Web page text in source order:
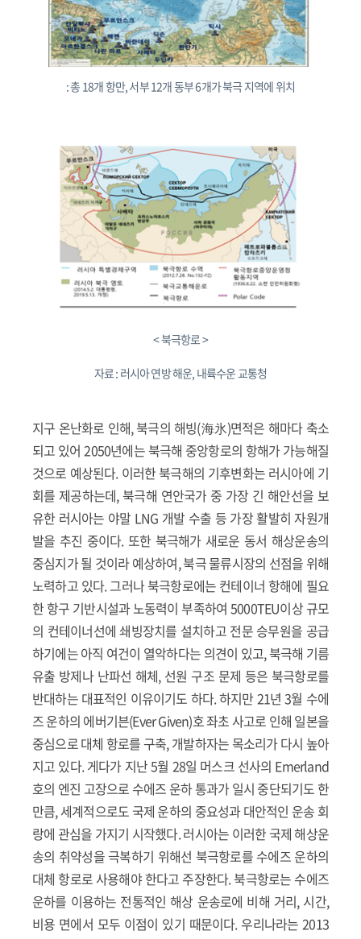
: 총 18개 항만, 서부 12개 동부 6개가 북극 지역에 위치
< 북극항로 >
자료 : 러시아 연방 해운, 내륙수운 교통청
지구 온난화로 인해, 북극의 해빙(海氷)면적은 해마다 축소
되고 있어 2050년에는 북극해 중앙항로의 항해가 가능해질
것으로 예상된다. 이러한 북극해의 기후변화는 러시아에 기
회를 제공하는데, 북극해 연안국가 중 가장 긴 해안선을 보
유한 러시아는 야말 LNG 개발 수출 등 가장 활발히 자원개
발을 추진 중이다. 또한 북극해가 새로운 동서 해상운송의
중심지가 될 것이라 예상하여, 북극 물류시장의 선점을 위해
노력하고 있다. 그러나 북극항로에는 컨테이너 항해에 필요
한 항구 기반시설과 노동력이 부족하여 5000TEU이상 규모
의 컨테이너선에 쇄빙장치를 설치하고 전문 승무원을 공급
하기에는 아직 여건이 열악하다는 의견이 있고, 북극해 기름
유출 방제나 난파선 해체, 선원 구조 문제 등은 북극항로를
반대하는 대표적인 이유이기도 하다. 하지만 21년 3월 수에
즈 운하의 에버기븐(Ever Given)호 좌초 사고로 인해 일본을
중심으로 대체 항로를 구축, 개발하자는 목소리가 다시 높아
지고 있다. 게다가 지난 5월 28일 머스크 선사의 Emerland
호의 엔진 고장으로 수에즈 운하 통과가 일시 중단되기도 한
만큼, 세계적으로도 국제 운하의 중요성과 대안적인 운송 회
랑에 관심을 가지기 시작했다. 러시아는 이러한 국제 해상운
송의 취약성을 극복하기 위해선 북극항로를 수에즈 운하의
대체 항로로 사용해야 한다고 주장한다. 북극항로는 수에즈
운하를 이용하는 전통적인 해상 운송로에 비해 거리, 시간,
비용 면에서 모두 이점이 있기 때문이다. 우리나라는 2013